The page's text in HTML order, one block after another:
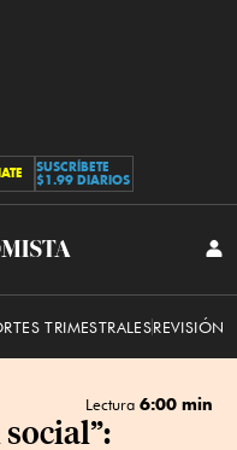
SUSCRÍBETE
$1.99 DIARIOS
TRIMESTRALESREVISIÓN
Lectura 6:00 min